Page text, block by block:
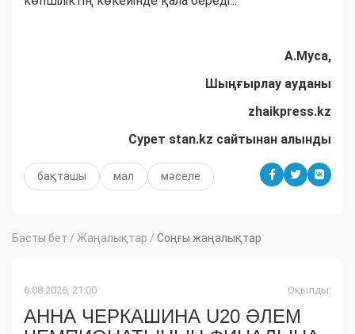
А.Муса,
Шыңғырлау ауданы
zhaikpress.kz
Сурет stan.kz сайтынан алынды
бақташы мал мәселе
Басты бет / Жаңалықтар / Соңғы жаңалықтар
6.08.2026, 21:00 Оқылды:
АННА ЧЕРКАШИНА U20 ӘЛЕМ